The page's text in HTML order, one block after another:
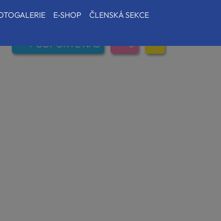
E-SHOP ČLENSKÁ SEKCE
PODPOŘTE NÁS 0